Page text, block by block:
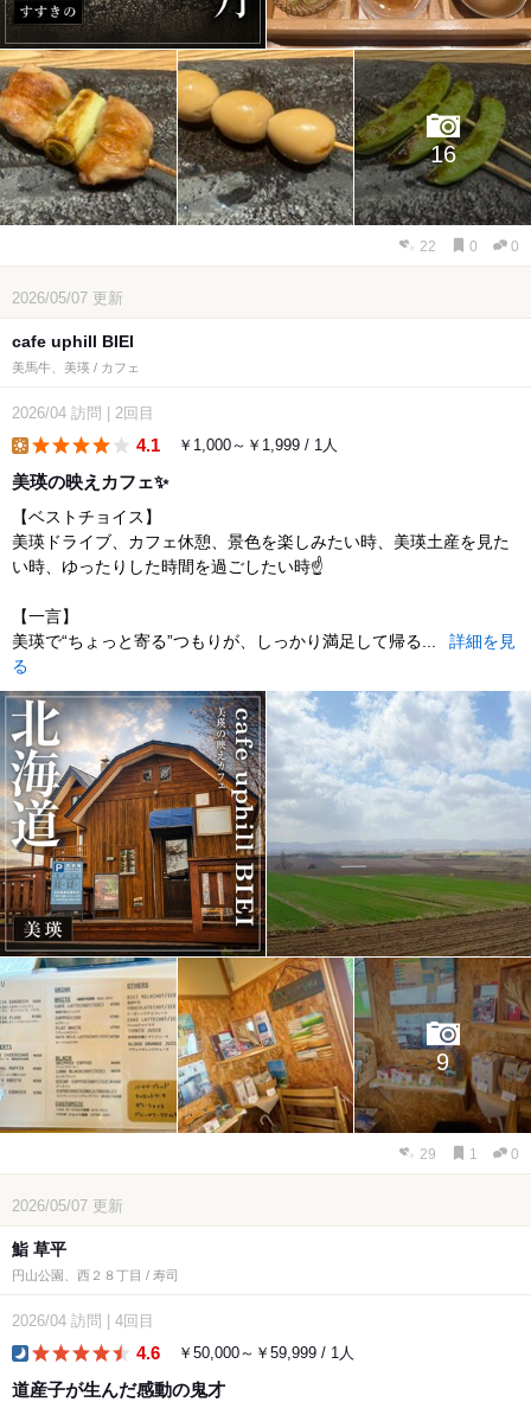
16
22 0 0
2026/05/07 更新
cafe uphill BIEI
美馬牛、美瑛 / カフェ
2026/04 訪問 2回目
4.1 ￥1,000～￥1,999 / 1人
美瑛の映えカフェ✨
【ベストチョイス】
美瑛ドライブ、カフェ休憩、景色を楽しみたい時、美瑛土産を見た
い時、ゆったりした時間を過ごしたい時☝️
【一言】
美瑛で“ちょっと寄る”つもりが、しっかり満足して帰る...
詳細を見
る
9
29 1 0
2026/05/07 更新
鮨 草平
円山公園、西２８丁目 / 寿司
2026/04 訪問 4回目
4.6 ￥50,000～￥59,999 / 1人
道産子が生んだ感動の鬼才